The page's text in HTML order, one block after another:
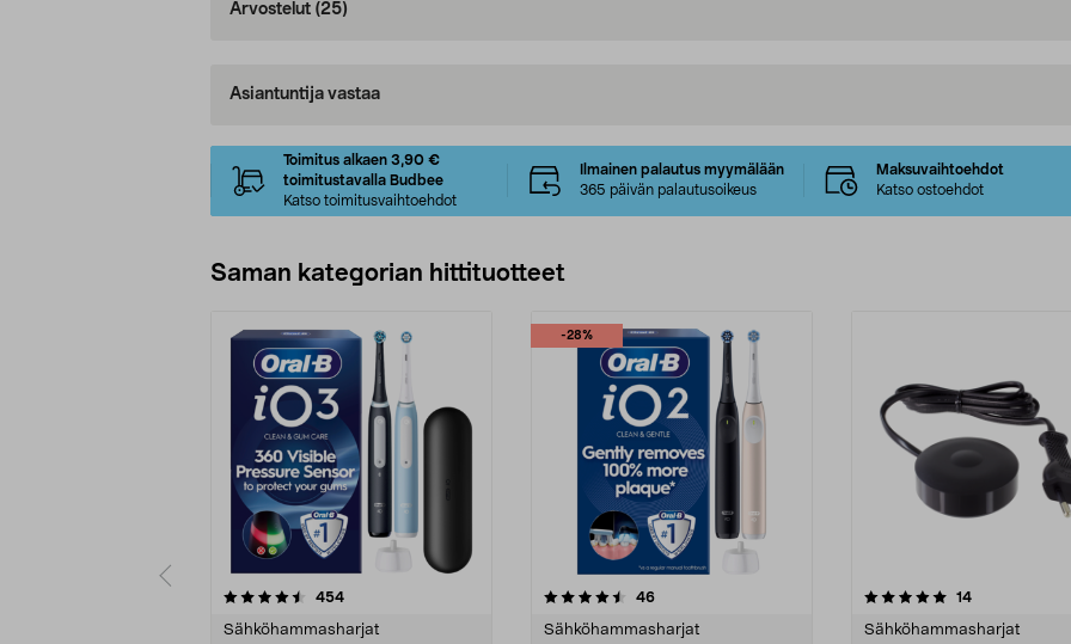
Arvostelut (25)
Asiantuntija vastaa
Toimitus alkaen 3,90 €
toimitustavalla Budbee
Katso toimitusvaihtoehdot
Ilmainen palautus myymälään
365 päivän palautusoikeus
Maksuvaihtoehdot
Katso ostoehdot
Saman kategorian hittituotteet
454arvostelut
Sähköhammasharjat
-28%
4.5 viidestä
46arvostelut
Sähköhammasharjat
5.0 viidestä
14arvostelut
Sähköhammasharjat
4.5 viidestä